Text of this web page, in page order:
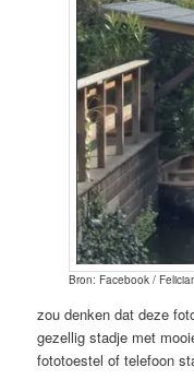
Bron: Facebook /
zou denken dat deze
gezellig stadje met
fototoestel of telefoon